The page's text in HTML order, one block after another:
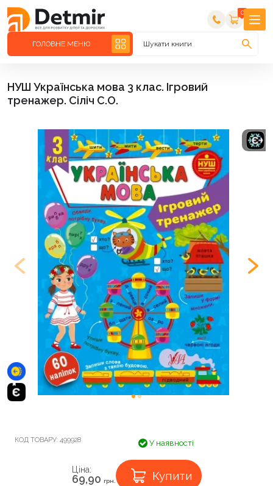
0
ГОЛОВНЕ МЕНЮ Шукати книги
НУШ Українська мова 3 клас. Ігровий
тренажер. Сіліч С.О.
КОД ТОВАРУ: 499928 У наявності
Ціна:
69,90 грн. Купити